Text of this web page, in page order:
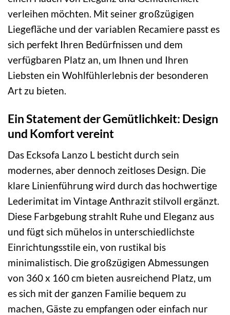
verleihen möchten. Mit seiner großzügigen
Liegefläche und der variablen Recamiere passt es
sich perfekt Ihren Bedürfnissen und dem
verfügbaren Platz an, um Ihnen und Ihren
Liebsten ein Wohlfühlerlebnis der besonderen
Art zu bieten.
Ein Statement der Gemütlichkeit: Design
und Komfort vereint
Das Ecksofa Lanzo L besticht durch sein
modernes, aber dennoch zeitloses Design. Die
klare Linienführung wird durch das hochwertige
Lederimitat im Vintage Anthrazit stilvoll ergänzt.
Diese Farbgebung strahlt Ruhe und Eleganz aus
und fügt sich mühelos in unterschiedlichste
Einrichtungsstile ein, von rustikal bis
minimalistisch. Die großzügigen Abmessungen
von 360 x 160 cm bieten ausreichend Platz, um
es sich mit der ganzen Familie bequem zu
machen, Gäste zu empfangen oder einfach nur